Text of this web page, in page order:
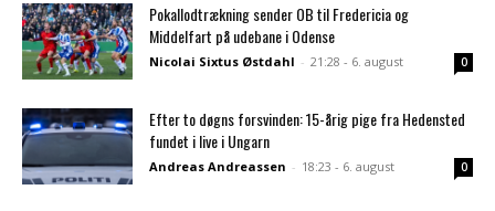
Pokallodtrækning sender OB til Fredericia og
Middelfart på udebane i Odense
Nicolai Sixtus Østdahl - 21:28 - 6. august 0
Efter to døgns forsvinden: 15-årig pige fra Hedensted
fundet i live i Ungarn
Andreas Andreassen - 18:23 - 6. august 0